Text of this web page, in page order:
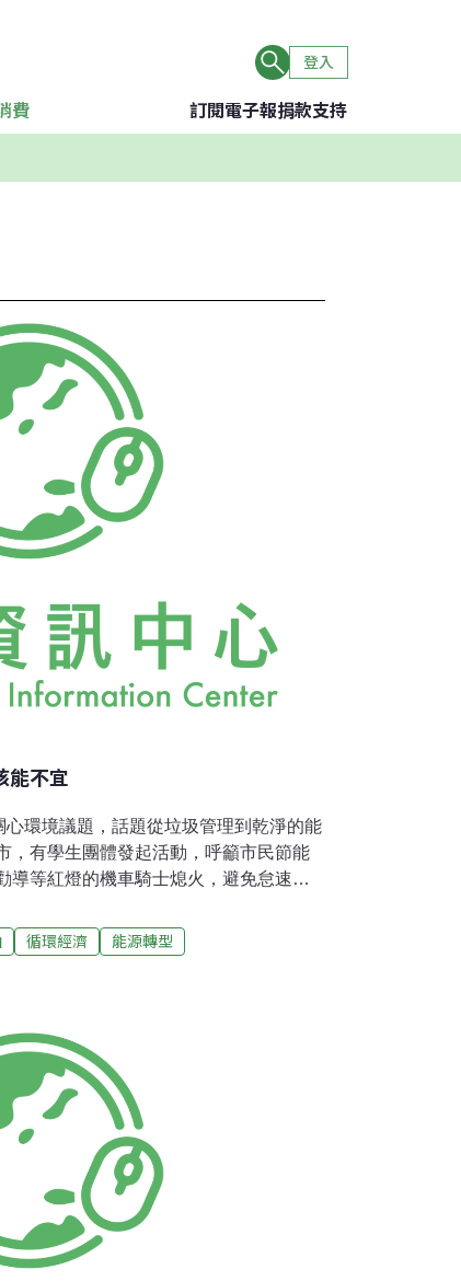
登入
費 訂閱電子報捐款支持
能不宜
環境議題，話題從垃圾管理到乾淨的能
，有學生團體發起活動，呼籲市民節能
導等紅燈的機車騎士熄火，避免怠速徒
Institute）發表演說表示，未來政府應
式，而非僅僅將需求訴諸於核電廠；
仿效大型內陸國家，將電廠集中化管
發地帶。Emil Salim表示，只依賴核電
因此必須確保島嶼之間的發電系統互相
嶼。他認為，不應該只看單看一座核電
循環經濟
能源轉型